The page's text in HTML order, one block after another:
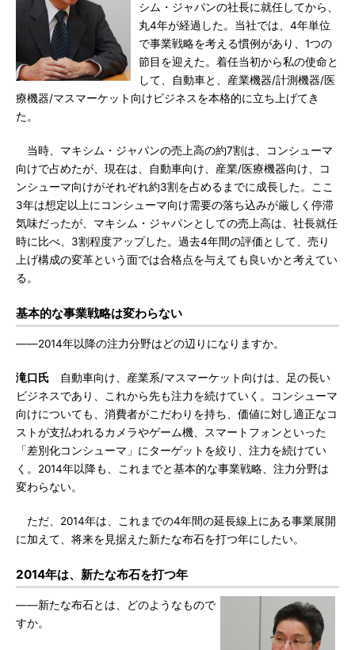
シム・ジャパンの社長に就任してから、
丸4年が経過した。当社では、4年単位
で事業戦略を考える慣例があり、1つの
節目を迎えた。着任当初から私の使命と
して、自動車と、産業機器/計測機器/医
療機器/マスマーケット向けビジネスを本格的に立ち上げてき
た。
当時、マキシム・ジャパンの売上高の約7割は、コンシューマ
向けで占めたが、現在は、自動車向け、産業/医療機器向け、コ
ンシューマ向けがそれぞれ約3割を占めるまでに成長した。ここ
3年は想定以上にコンシューマ向け需要の落ち込みが厳しく停滞
気味だったが、マキシム・ジャパンとしての売上高は、社長就任
時に比べ、3割程度アップした。過去4年間の評価として、売り
上げ構成の変革という面では合格点を与えても良いかと考えてい
る。
基本的な事業戦略は変わらない
――2014年以降の注力分野はどの辺りになりますか。
滝口氏 自動車向け、産業系/マスマーケット向けは、足の長い
ビジネスであり、これから先も注力を続けていく。コンシューマ
向けについても、消費者がこだわりを持ち、価値に対し適正なコ
ストが支払われるカメラやゲーム機、スマートフォンといった
「差別化コンシューマ」にターゲットを絞り、注力を続けてい
く。2014年以降も、これまでと基本的な事業戦略、注力分野は
変わらない。
ただ、2014年は、これまでの4年間の延長線上にある事業展開
に加えて、将来を見据えた新たな布石を打つ年にしたい。
2014年は、新たな布石を打つ年
――新たな布石とは、どのようなもので
すか。